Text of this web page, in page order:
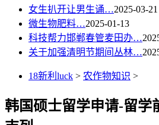
女生扒开让男生诵…2025-03-21
微生物肥料…2025-01-13
科技帮力邯郸春管麦田办…
关于加强清明节期间丛林…
18新利luck > 农作物知识 >
韩国硕士留学申请-留学